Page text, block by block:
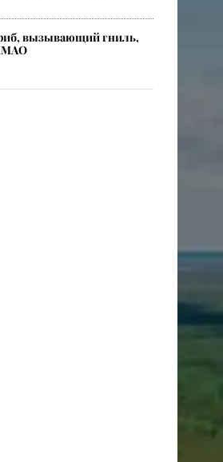
вызывающий гниль,